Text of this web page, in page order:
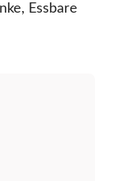
Essbare